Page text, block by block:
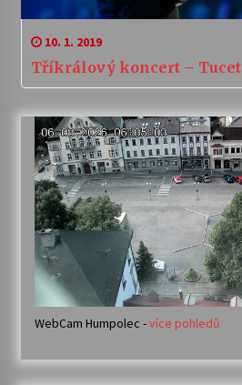
10. 1. 2019
Tříkrálový koncert – Tucet
WebCam Humpolec -více pohledů